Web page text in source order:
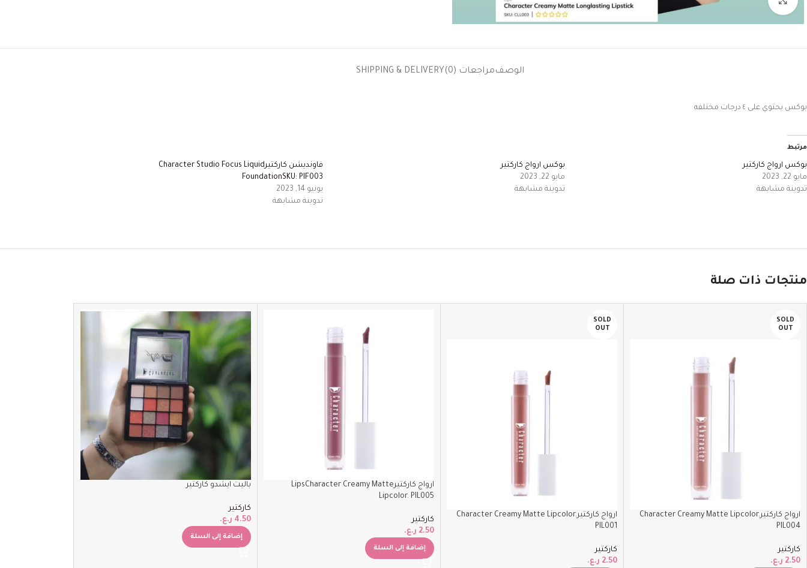
الوصفمراجعات (0) SHIPPING & DELIVERY
بوكس يحتوي على ٤ درجات مختلفه
مرتبط
بوكس ارواج كاركتير
مايو 22, 2023
تدوينة مشابهة
بوكس ارواج كاركتير
مايو 22, 2023
تدوينة مشابهة
فاونديشن كاركتيرCharacter Studio Focus Liquid
FoundationSKU: PIF003
يونيو 14, 2023
تدوينة مشابهة
منتجات ذات صلة
SOLD
OUT
ارواج كاركتيرCharacter Creamy Matte Lipcolor.
PIL004
كاركتير
2.50 ر.ع.
SOLD
OUT
ارواج كاركتيرCharacter Creamy Matte Lipcolor.
PIL001
كاركتير
2.50 ر.ع.
ارواج كاركتيرLipsCharacter Creamy Matte
Lipcolor. PIL005
كاركتير
2.50 ر.ع.
إضافة إلى السلة
باليت ايشدو كاركتير
كاركتير
4.50 ر.ع.
إضافة إلى السلة